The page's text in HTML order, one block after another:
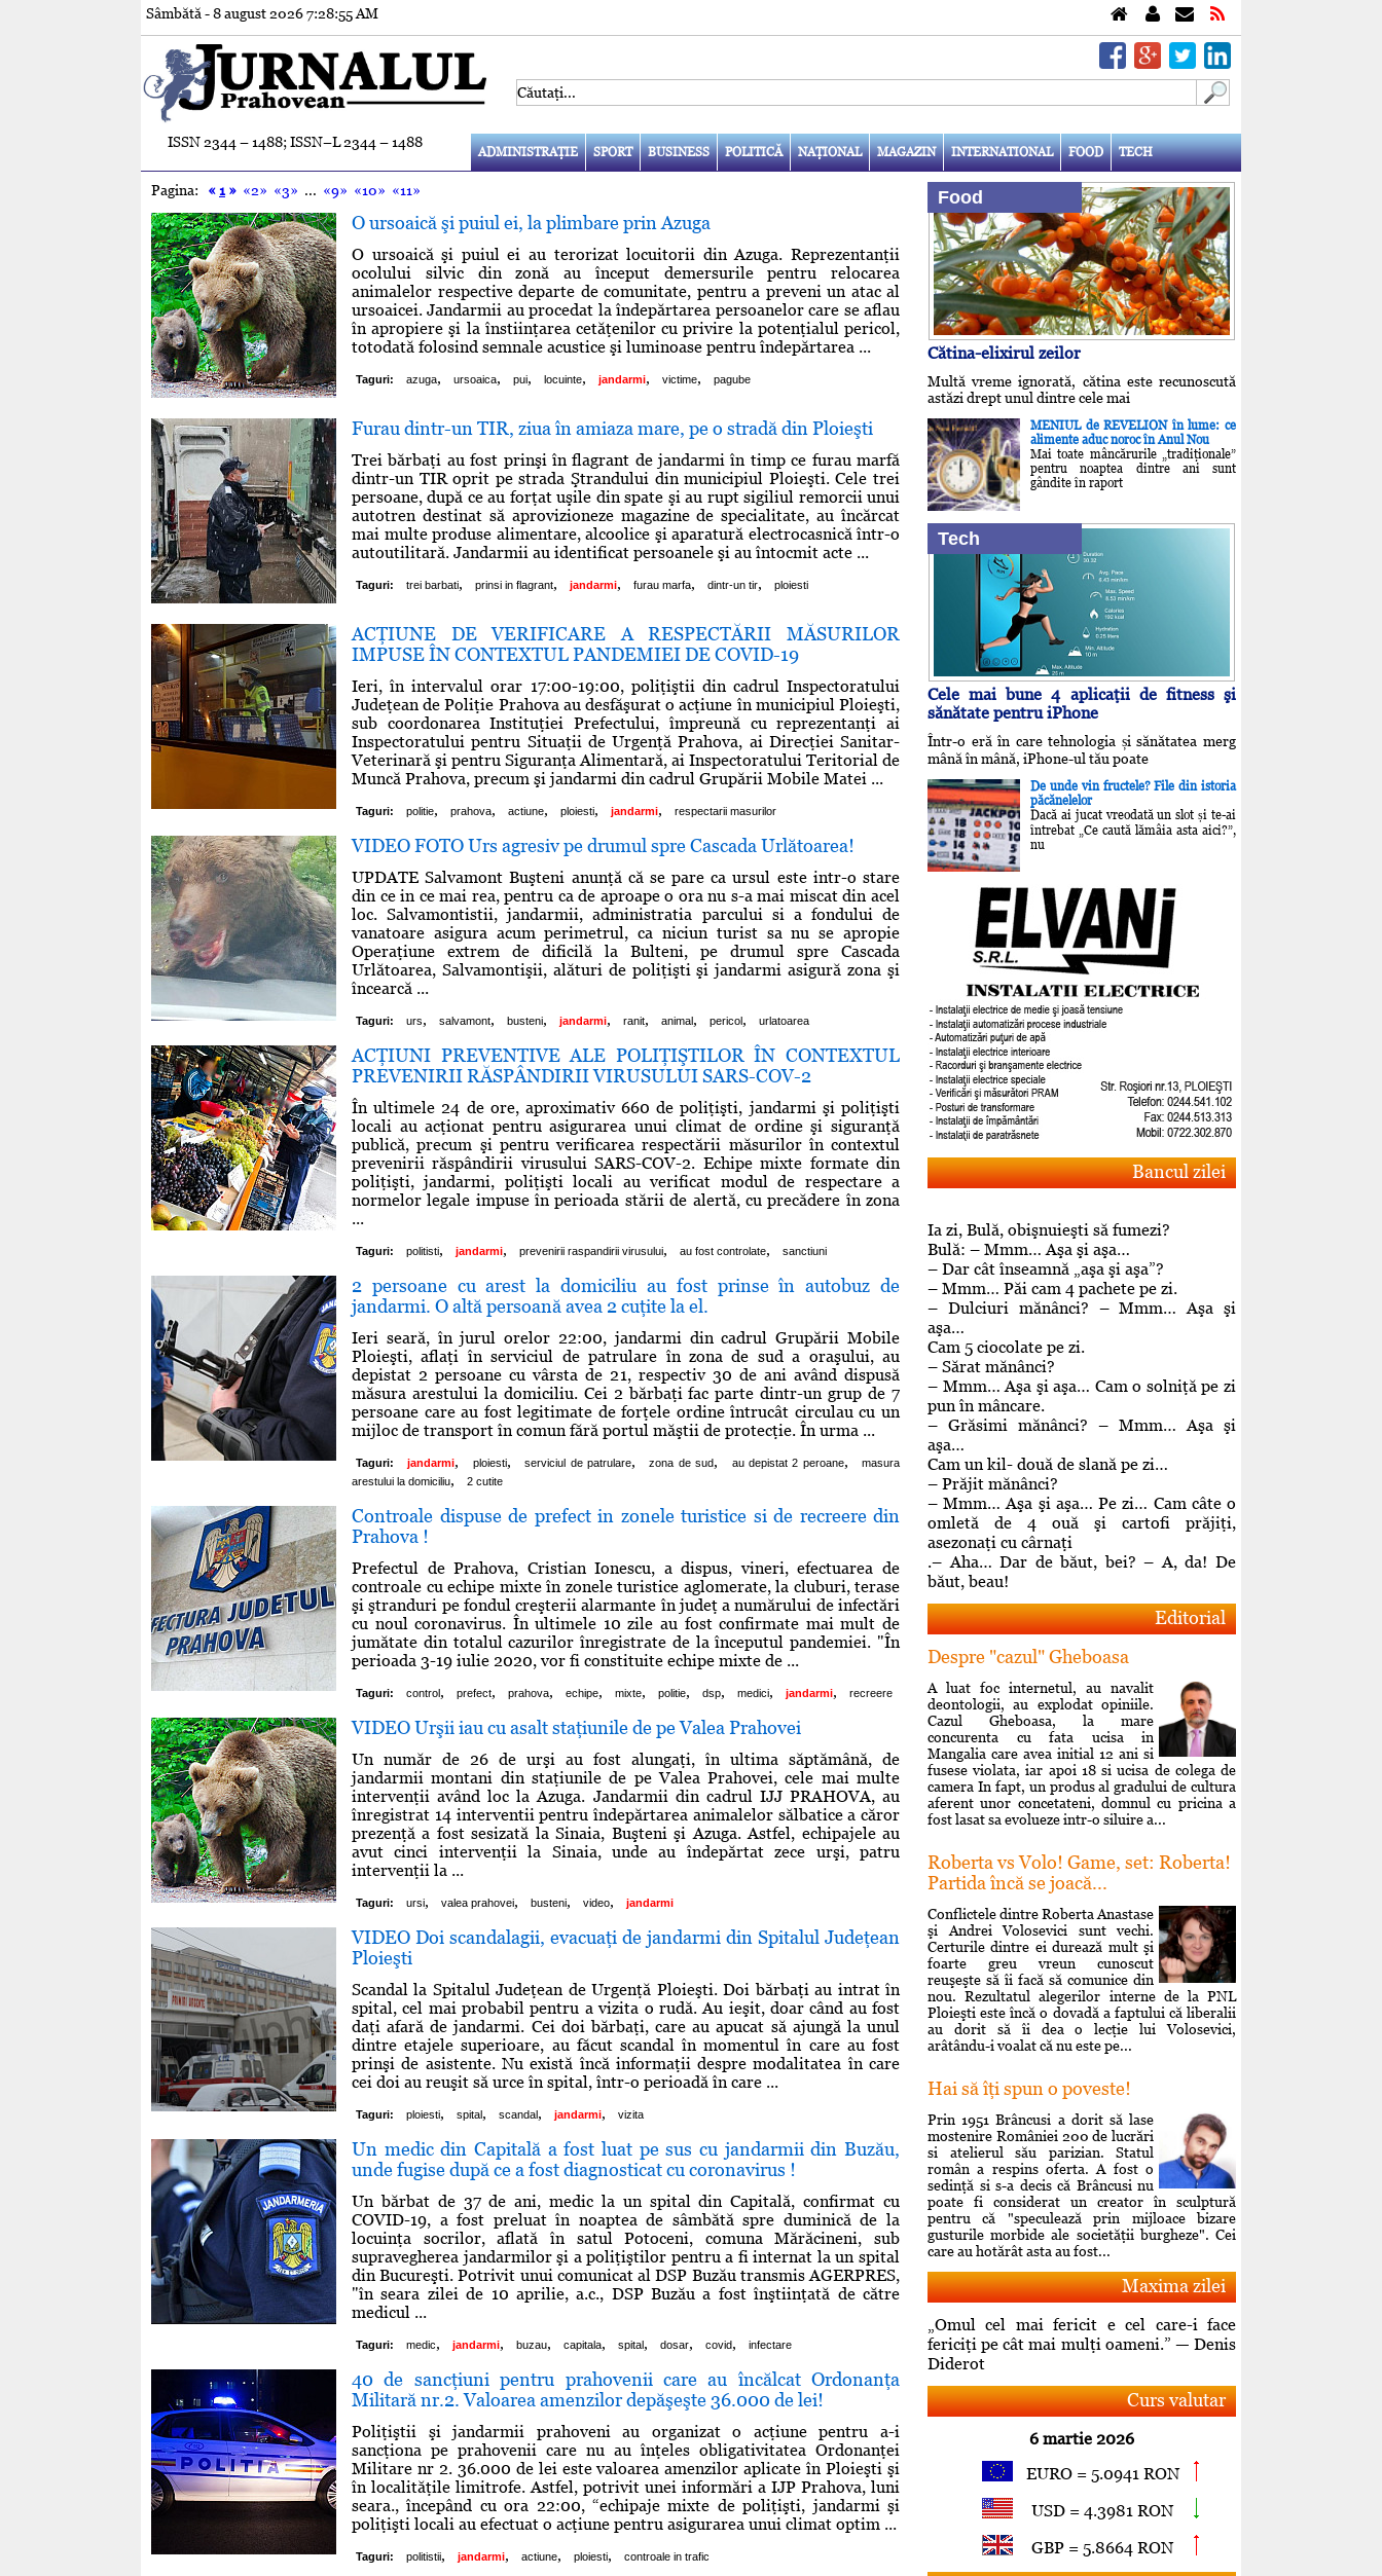
Sâmbătă - 8 august 20267:28:56 AM
ISSN 2344 – 1488; ISSN–L 2344 – 1488
ADMINISTRAŢIE SPORT BUSINESS POLITICĂ NAŢIONAL MAGAZIN INTERNATIONAL FOOD TECH
Pagina: «1 » «2» «3» ... «9» «10» «11»
O ursoaică şi puiul ei, la plimbare prin Azuga
O ursoaică şi puiul ei au terorizat locuitorii din Azuga. Reprezentanţii
ocolului silvic din zonă au început demersurile pentru relocarea
animalelor respective departe de comunitate, pentru a preveni un atac al
ursoaicei. Jandarmii au procedat la îndepărtarea persoanelor care se aflau
în apropiere şi la înstiinţarea cetăţenilor cu privire la potenţialul pericol,
totodată folosind semnale acustice şi luminoase pentru îndepărtarea ...
Taguri: azuga, ursoaica, pui, locuinte, jandarmi, victime, pagube
Furau dintr-un TIR, ziua în amiaza mare, pe o stradă din Ploieşti
Trei bărbaţi au fost prinşi în flagrant de jandarmi în timp ce furau marfă
dintr-un TIR oprit pe strada Ştrandului din municipiul Ploieşti. Cele trei
persoane, după ce au forţat uşile din spate şi au rupt sigiliul remorcii unui
autotren destinat să aprovizioneze magazine de specialitate, au încărcat
mai multe produse alimentare, alcoolice şi aparatură electrocasnică într-o
autoutilitară. Jandarmii au identificat persoanele şi au întocmit acte ...
Taguri: trei barbati, prinsi in flagrant, jandarmi, furau marfa, dintr-un tir, ploiesti
ACŢIUNE DE VERIFICARE A RESPECTĂRII MĂSURILOR
IMPUSE ÎN CONTEXTUL PANDEMIEI DE COVID-19
Ieri, în intervalul orar 17:00-19:00, poliţiştii din cadrul Inspectoratului
Judeţean de Poliţie Prahova au desfăşurat o acţiune în municipiul Ploieşti,
sub coordonarea Instituţiei Prefectului, împreună cu reprezentanţi ai
Inspectoratului pentru Situaţii de Urgenţă Prahova, ai Direcţiei Sanitar-
Veterinară şi pentru Siguranţa Alimentară, ai Inspectoratului Teritorial de
Muncă Prahova, precum şi jandarmi din cadrul Grupării Mobile Matei ...
Taguri: politie, prahova, actiune, ploiesti, jandarmi, respectarii masurilor
VIDEO FOTO Urs agresiv pe drumul spre Cascada Urlătoarea!
UPDATE Salvamont Buşteni anunţă că se pare ca ursul este intr-o stare
din ce in ce mai rea, pentru ca de aproape o ora nu s-a mai miscat din acel
loc. Salvamontistii, jandarmii, administratia parcului si a fondului de
vanatoare asigura acum perimetrul, ca niciun turist sa nu se apropie
Operaţiune extrem de dificilă la Bulteni, pe drumul spre Cascada
Urlătoarea, Salvamontişii, alături de poliţişti şi jandarmi asigură zona şi
încearcă ...
Taguri: urs, salvamont, busteni, jandarmi, ranit, animal, pericol, urlatoarea
ACŢIUNI PREVENTIVE ALE POLIŢIŞTILOR ÎN CONTEXTUL
PREVENIRII RĂSPÂNDIRII VIRUSULUI SARS-COV-2
În ultimele 24 de ore, aproximativ 660 de poliţişti, jandarmi şi poliţişti
locali au acţionat pentru asigurarea unui climat de ordine şi siguranţă
publică, precum şi pentru verificarea respectării măsurilor în contextul
prevenirii răspândirii virusului SARS-COV-2. Echipe mixte formate din
poliţişti, jandarmi, poliţişti locali au verificat modul de respectare a
normelor legale impuse în perioada stării de alertă, cu precădere în zona
...
Taguri: politisti, jandarmi, prevenirii raspandirii virusului, au fost controlate, sanctiuni
2 persoane cu arest la domiciliu au fost prinse în autobuz de
jandarmi. O altă persoană avea 2 cuţite la el.
Ieri seară, în jurul orelor 22:00, jandarmi din cadrul Grupării Mobile
Ploieşti, aflaţi în serviciul de patrulare în zona de sud a oraşului, au
depistat 2 persoane cu vârsta de 21, respectiv 30 de ani având dispusă
măsura arestului la domiciliu. Cei 2 bărbaţi fac parte dintr-un grup de 7
persoane care au fost legitimate de forţele ordine întrucât circulau cu un
mijloc de transport în comun fără portul măştii de protecţie. În urma ...
Taguri: jandarmi, ploiesti, serviciul de patrulare, zona de sud, au depistat 2 peroane,
masura
arestului la domiciliu, 2 cutite
Controale dispuse de prefect in zonele turistice si de recreere din
Prahova !
Prefectul de Prahova, Cristian Ionescu, a dispus, vineri, efectuarea de
controale cu echipe mixte în zonele turistice aglomerate, la cluburi, terase
şi ştranduri pe fondul creşterii alarmante în judeţ a numărului de infectări
cu noul coronavirus. În ultimele 10 zile au fost confirmate mai mult de
jumătate din totalul cazurilor înregistrate de la începutul pandemiei. "În
perioada 3-19 iulie 2020, vor fi constituite echipe mixte de ...
Taguri: control, prefect, prahova, echipe, mixte, politie, dsp, medici, jandarmi, recreere
VIDEO Urşii iau cu asalt staţiunile de pe Valea Prahovei
Un număr de 26 de urşi au fost alungaţi, în ultima săptămână, de
jandarmii montani din staţiunile de pe Valea Prahovei, cele mai multe
intervenţii având loc la Azuga. Jandarmii din cadrul IJJ PRAHOVA, au
înregistrat 14 interventii pentru îndepărtarea animalelor sălbatice a căror
prezenţă a fost sesizată la Sinaia, Buşteni şi Azuga. Astfel, echipajele au
avut cinci intervenţii la Sinaia, unde au îndepărtat zece urşi, patru
intervenţii la ...
Taguri: ursi, valea prahovei, busteni, video, jandarmi
VIDEO Doi scandalagii, evacuaţi de jandarmi din Spitalul Judeţean
Ploieşti
Scandal la Spitalul Judeţean de Urgenţă Ploieşti. Doi bărbaţi au intrat în
spital, cel mai probabil pentru a vizita o rudă. Au ieşit, doar când au fost
daţi afară de jandarmi. Cei doi bărbaţi, care au apucat să ajungă la unul
dintre etajele superioare, au făcut scandal în momentul în care au fost
prinşi de asistente. Nu există încă informaţii despre modalitatea în care
cei doi au reuşit să urce în spital, într-o perioadă în care ...
Taguri: ploiesti, spital, scandal, jandarmi, vizita
Un medic din Capitală a fost luat pe sus cu jandarmii din Buzău,
unde fugise după ce a fost diagnosticat cu coronavirus !
Un bărbat de 37 de ani, medic la un spital din Capitală, confirmat cu
COVID-19, a fost preluat în noaptea de sâmbătă spre duminică de la
locuinţa socrilor, aflată în satul Potoceni, comuna Mărăcineni, sub
supravegherea jandarmilor şi a poliţiştilor pentru a fi internat la un spital
din Bucureşti. Potrivit unui comunicat al DSP Buzău transmis AGERPRES,
"în seara zilei de 10 aprilie, a.c., DSP Buzău a fost înştiinţată de către
medicul ...
Taguri: medic, jandarmi, buzau, capitala, spital, dosar, covid, infectare
40 de sancţiuni pentru prahovenii care au încălcat Ordonanţa
Militară nr.2. Valoarea amenzilor depăşeşte 36.000 de lei!
Poliţiştii şi jandarmii prahoveni au organizat o acţiune pentru a-i
sancţiona pe prahovenii care nu au înţeles obligativitatea Ordonanţei
Militare nr 2. 36.000 de lei este valoarea amenzilor aplicate în Ploieşti şi
în localităţile limitrofe. Astfel, potrivit unei informări a IJP Prahova, luni
seara., începând cu ora 22:00, “echipaje mixte de poliţişti, jandarmi şi
poliţişti locali au efectuat o acţiune pentru asigurarea unui climat optim ...
Taguri: politistii, jandarmi, actiune, ploiesti, controale in trafic
Food
Cătina-elixirul zeilor
Multă vreme ignorată, cătina este recunoscută
astăzi drept unul dintre cele mai
MENIUL de REVELION în lume: ce
alimente aduc noroc în Anul Nou
Mai toate mâncărurile „tradiţionale”
pentru noaptea dintre ani sunt
gândite în raport
Tech
Cele mai bune 4 aplicaţii de fitness şi
sănătate pentru iPhone
Într-o eră în care tehnologia și sănătatea merg
mână în mână, iPhone-ul tău poate
De unde vin fructele? File din istoria
păcănelelor
Dacă ai jucat vreodată un slot și te-ai
întrebat „Ce caută lămâia asta aici?”,
nu
Bancul zilei
Ia zi, Bulă, obişnuieşti să fumezi?
Bulă: – Mmm… Aşa şi aşa…
– Dar cât înseamnă „aşa şi aşa”?
– Mmm… Păi cam 4 pachete pe zi.
– Dulciuri mănânci? – Mmm… Aşa şi
aşa…
Cam 5 ciocolate pe zi.
– Sărat mănânci?
– Mmm… Aşa şi aşa… Cam o solniţă pe zi
pun în mâncare.
– Grăsimi mănânci? – Mmm… Aşa şi
aşa…
Cam un kil- două de slană pe zi…
– Prăjit mănânci?
– Mmm… Aşa şi aşa… Pe zi… Cam câte o
omletă de 4 ouă şi cartofi prăjiţi,
asezonaţi cu cârnaţi
.– Aha… Dar de băut, bei? – A, da! De
băut, beau!
Editorial
Despre "cazul" Gheboasa
A luat foc internetul, au navalit
deontologii, au explodat opiniile.
Cazul Gheboasa, la mare
concurenta cu fata ucisa in
Mangalia care avea initial 12 ani si
fusese violata, iar apoi 18 si ucisa de colega de
camera In fapt, un produs al gradului de cultura
aferent unor concetateni, domnul cu pricina a
fost lasat sa evolueze intr-o siluire a...
Roberta vs Volo! Game, set: Roberta!
Partida încă se joacă...
Conflictele dintre Roberta Anastase
şi Andrei Volosevici sunt vechi.
Certurile dintre ei durează mult şi
foarte greu vreun cunoscut
reuşeşte să îi facă să comunice din
nou. Rezultatul alegerilor interne de la PNL
Ploieşti este încă o dovadă a faptului că liberalii
au dorit să îi dea o lecţie lui Volosevici,
arâtându-i voalat că nu este pe...
Hai să îţi spun o poveste!
Prin 1951 Brâncusi a dorit să lase
mostenire României 200 de lucrări
si atelierul său parizian. Statul
român a respins oferta. A fost o
sedinţă si s-a decis că Brâncusi nu
poate fi considerat un creator în sculptură
pentru că "speculează prin mijloace bizare
gusturile morbide ale societăţii burgheze". Cei
care au hotărât asta au fost...
Maxima zilei
„Omul cel mai fericit e cel care-i face
fericiţi pe cât mai mulţi oameni.” — Denis
Diderot
Curs valutar
6 martie 2026
EURO = 5.0941 RON
USD = 4.3981 RON
GBP = 5.8664 RON